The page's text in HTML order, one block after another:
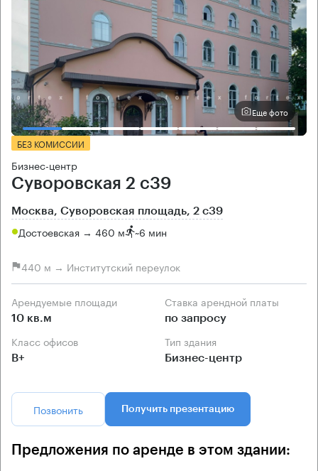
Еще фото
БЕЗ КОМИССИИ
Бизнес-центр
Суворовская 2 с39
Москва, Суворовская площадь, 2 с39
Достоевская → 460 м ~6 мин
440 м → Институтский переулок
Арендуемые площади
10 кв.м
Ставка арендной платы
по запросу
Класс офисов
B+
Тип здания
Бизнес-центр
Позвонить Получить презентацию
Предложения по аренде в этом здании: